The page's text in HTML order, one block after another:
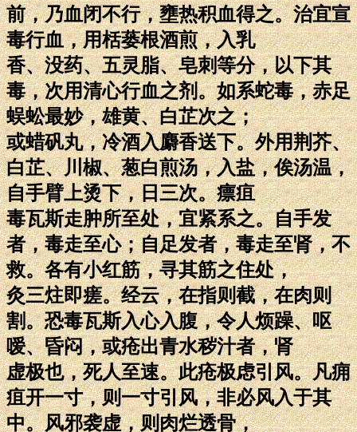
前，乃血闭不行，壅热积血得之。治宜宣
毒行血，用栝蒌根酒煎，入乳
香、没药、五灵脂、皂刺等分，以下其
毒，次用清心行血之剂。如系蛇毒，赤足
蜈蚣最妙，雄黄、白芷次之；
或蜡矾丸，冷酒入麝香送下。外用荆芥、
白芷、川椒、葱白煎汤，入盐，俟汤温，
自手臂上烫下，日三次。瘭疽
毒瓦斯走肿所至处，宜紧系之。自手发
者，毒走至心；自足发者，毒走至肾，不
救。各有小红筋，寻其筋之住处，
灸三炷即瘥。经云，在指则截，在肉则
割。恐毒瓦斯入心入腹，令人烦躁、呕
嗳、昏闷，或疮出青水秽汁者，肾
虚极也，死人至速。此疮极虑引风。凡痈
疽开一寸，则一寸引风，非必风入于其
中。风邪袭虚，则肉烂透骨，